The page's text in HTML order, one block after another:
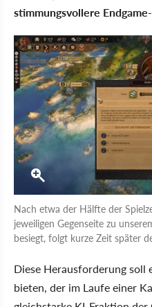
stimmungsvollere
Nach etwa der Hälfte der
jeweiligen Gegenseite zu
besiegt, folgt kurze Zeit später
Diese Herausforderung
bieten, der im Laufe einer